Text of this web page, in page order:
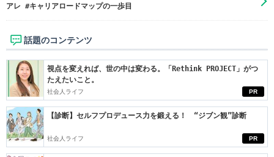
アレ #キャリアロードマップの一歩目
話題のコンテンツ
PR
視点を変えれば、世の中は変わる。「Rethink PROJECT」がつ
たえたいこと。
社会人ライフ
PR
【診断】セルフプロデュース力を鍛える！ “ジブン観”診断
社会人ライフ